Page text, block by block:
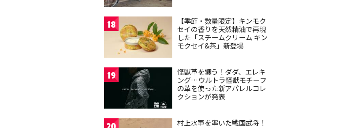
18
【季節・数量限定】キンモク
セイの香りを天然精油で再現
した「スチームクリーム キン
モクセイ&茶」新登場
19
怪獣革を纏う！ダダ、エレキ
ング…ウルトラ怪獣モチーフ
の革を使った新アパレルコレ
クションが発表
村上水軍を率いた戦国武将！